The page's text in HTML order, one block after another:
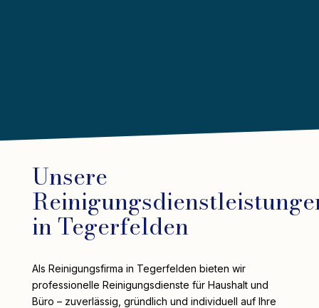
Unsere
in Tegerfelden
Als Reinigungsfirma in Tegerfelden bieten wir
professionelle Reinigungsdienste für Haushalt und
Büro – zuverlässig, gründlich und individuell auf Ihre